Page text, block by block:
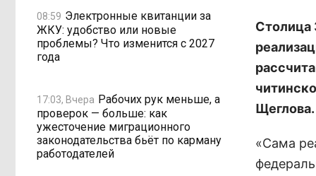
08:59 Электронные квитанции за
ЖКУ: удобство или новые
проблемы? Что изменится с 2027
года
17:03, Вчера Рабочих рук меньше, а
проверок — больше: как
ужесточение миграционного
законодательства бьёт по карману
работодателей
Столица
Щеглова.
«Сама